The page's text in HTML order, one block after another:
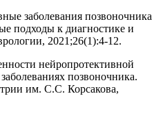
заболевания позвоночника
подходы к диагностике и
2021;26(1):4-12.
нейропротективной
позвоночника.
им. С.С. Корсакова,